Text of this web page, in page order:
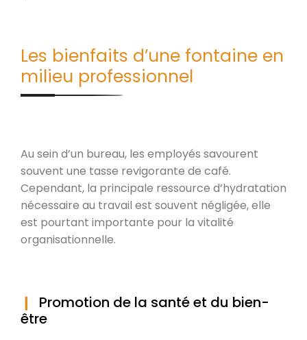
Les bienfaits d’une fontaine en
milieu professionnel
Au sein d’un bureau, les employés savourent
souvent une tasse revigorante de café.
Cependant, la principale ressource d’hydratation
nécessaire au travail est souvent négligée, elle
est pourtant importante pour la vitalité
organisationnelle.
Promotion de la santé et du bien-
être